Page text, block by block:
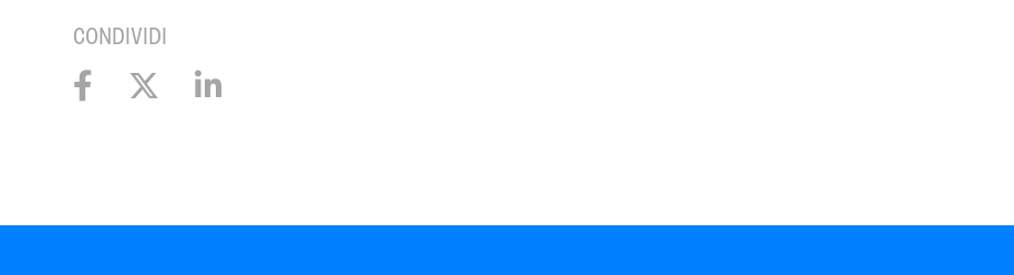
CONDIVIDI